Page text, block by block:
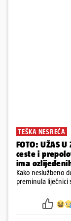
TEŠKA NESREĆA
FOTO: UŽAS
ceste i
ima
Kako neslužbeno
preminula liječnici